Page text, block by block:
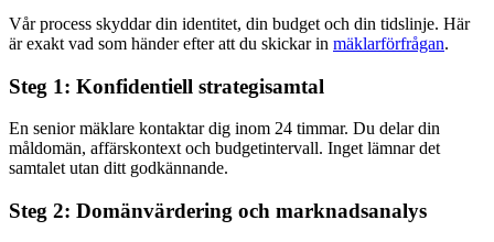
Vår process skyddar din identitet, din budget och din tidslinje. Här
är exakt vad som händer efter att du skickar in mäklarförfrågan.
Steg 1: Konfidentiell strategisamtal
En senior mäklare kontaktar dig inom 24 timmar. Du delar din
måldomän, affärskontext och budgetintervall. Inget lämnar det
samtalet utan ditt godkännande.
Steg 2: Domänvärdering och marknadsanalys